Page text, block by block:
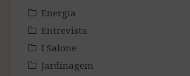
Energia
Entrevista
I Salone
Jardinagem